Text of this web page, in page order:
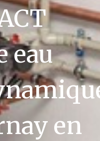
eau
en